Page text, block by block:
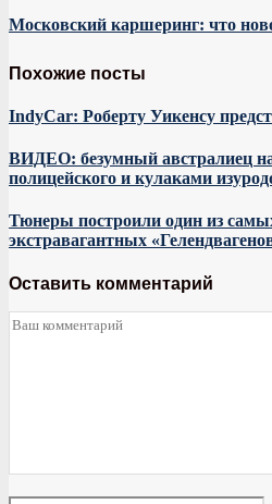
Московский каршеринг: что
Похожие посты
IndyCar: Роберту Уикенсу
ВИДЕО: безумный австралиец на
полицейского и кулаками
Тюнеры построили один из
экстравагантных
Оставить комментарий